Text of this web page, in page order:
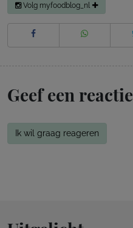
Volg myfoodblog_nl
Geef een reactie
Ik wil graag reageren